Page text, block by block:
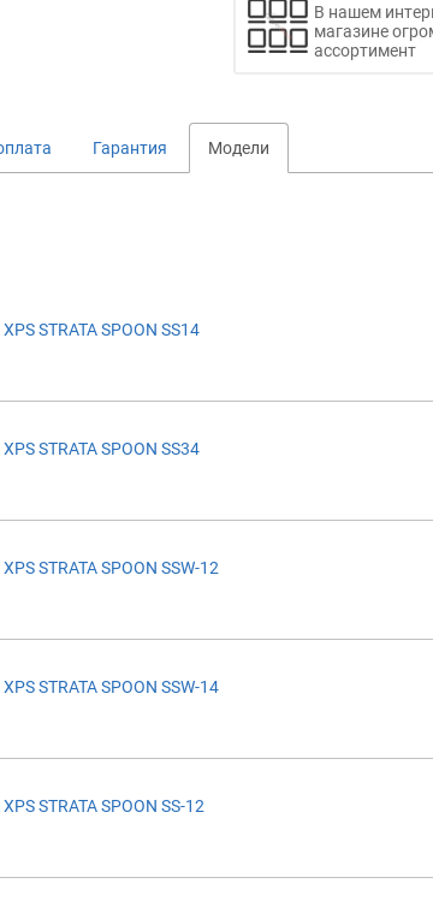
В нашем
магазине
ассортимент
Гарантия Модели
STRATA SPOON SS14
STRATA SPOON SS34
STRATA SPOON SSW-12
STRATA SPOON SSW-14
STRATA SPOON SS-12